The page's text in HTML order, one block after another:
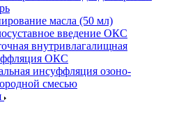
масла (50 мл)
введение ОКС
внутривлагалищная
ОКС
инсуффляция озоно-
смесью